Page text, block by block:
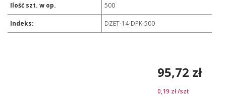
Ilość szt. w op. 500
Indeks: DZET-14-DPK-500
95,72 zł
0,19 zł/szt